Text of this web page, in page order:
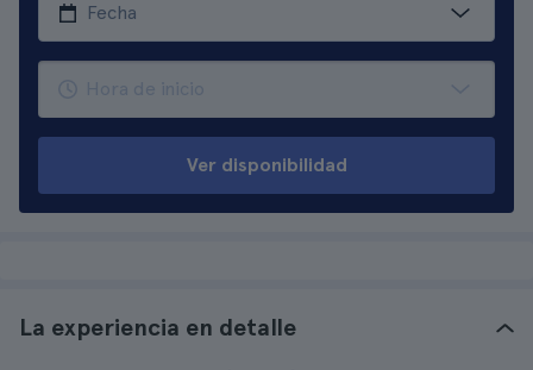
Ver disponibilidad
La experiencia en detalle